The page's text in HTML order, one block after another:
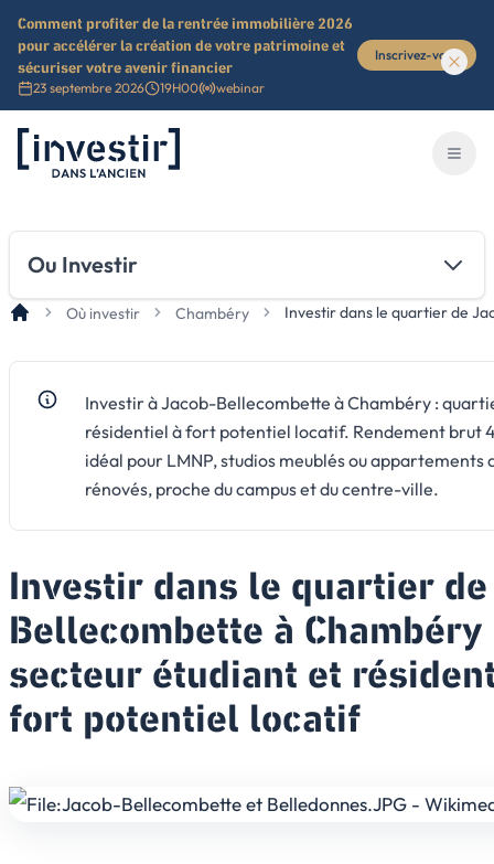
Comment profiter de la rentrée immobilière 2026
pour accélérer la création de votre patrimoine et
sécuriser votre avenir financier
23 septembre 2026 19H00 webinar
Inscrivez-vous
Investir dans l'ancien
Ou Investir
Où investir Chambéry Investir dans le quartier de
Investir à Jacob-Bellecombette à Chambéry :
résidentiel à fort potentiel locatif. Rendement brut
idéal pour LMNP, studios meublés ou appartements
rénovés, proche du campus et du centre-ville.
Investir dans le quartier
Bellecombette à Chambéry
secteur étudiant et
fort potentiel locatif